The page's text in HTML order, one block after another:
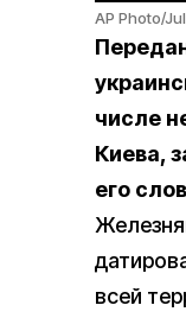
AP Photo/
числе
Киева,
его
всей